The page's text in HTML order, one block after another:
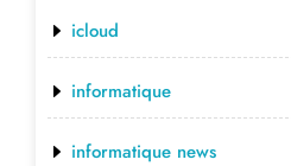
icloud
informatique
informatique news